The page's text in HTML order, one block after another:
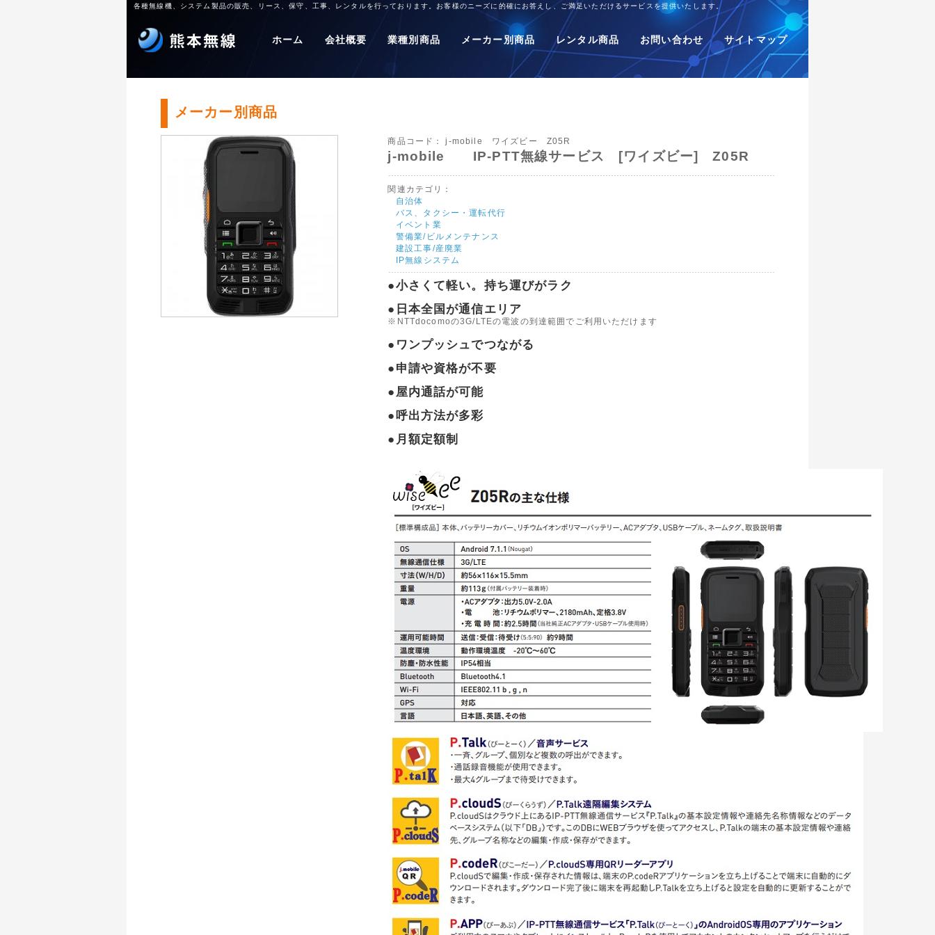
各種無線機、システム製品の販売、リース、保守、工事、レンタルを行っております。お客様のニーズに的確にお答えし、ご満足いただけるサービスを提供いたします。
ホーム 会社概要 業種別商品 メーカー別商品 レンタル商品 お問い合わせ サイトマップ
メーカー別商品
商品コード： j-mobile ワイズビー Z05R
j-mobile IP-PTT無線サービス [ワイズビー] Z05R
関連カテゴリ：
自治体
バス、タクシー・運転代行
イベント業
警備業/ビルメンテナンス
建設工事/産廃業
IP無線システム
●小さくて軽い。持ち運びがラク
●日本全国が通信エリア
※NTTdocomoの3G/LTEの電波の到達範囲でご利用いただけます
●ワンプッシュでつながる
●申請や資格が不要
●屋内通話が可能
●呼出方法が多彩
●月額定額制